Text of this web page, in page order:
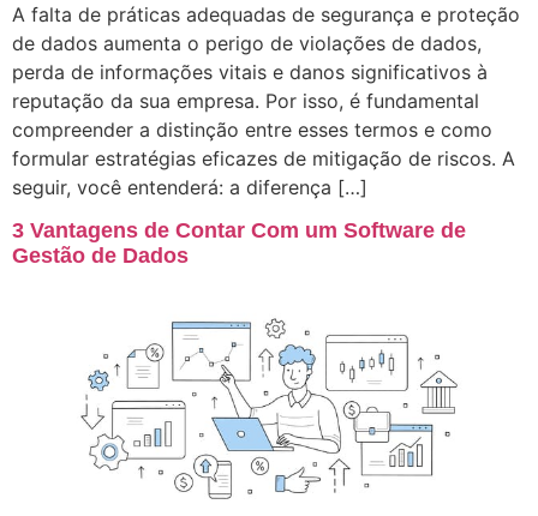
A falta de práticas adequadas de segurança e proteção
de dados aumenta o perigo de violações de dados,
perda de informações vitais e danos significativos à
reputação da sua empresa. Por isso, é fundamental
compreender a distinção entre esses termos e como
formular estratégias eficazes de mitigação de riscos. A
seguir, você entenderá: a diferença […]
3 Vantagens de Contar Com um Software de
Gestão de Dados